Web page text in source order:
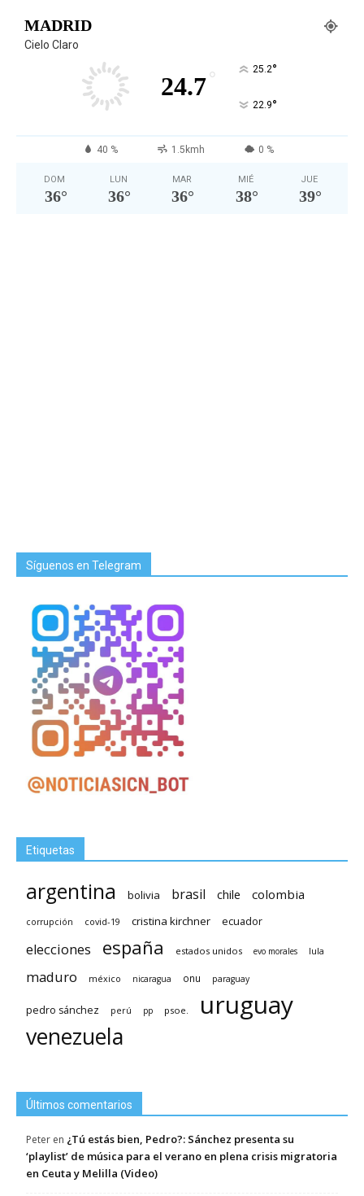
MADRID
Cielo Claro
24.7° 25.2°
22.9°
40 % 1.5kmh 0 %
DOM
36°
LUN
36°
MAR
36°
MIÉ
38°
JUE
39°
Síguenos en Telegram
Etiquetas
argentina bolivia brasil chile colombia
corrupción covid-19 cristina kirchner ecuador
elecciones españa estados unidos evo morales lula
maduro méxico nicaragua onu paraguay
pedro sánchez perú pp psoe. uruguay
venezuela
Últimos comentarios
Peter en ¿Tú estás bien, Pedro?: Sánchez presenta su
‘playlist’ de música para el verano en plena crisis migratoria
en Ceuta y Melilla (Video)